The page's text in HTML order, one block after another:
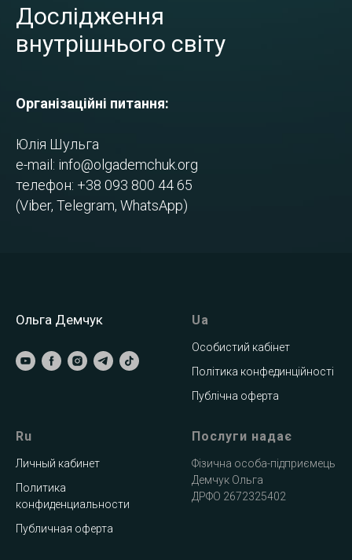
Дослідження
внутрішнього світу
Організаційні питання:
Юлія Шульга
e-mail: info@olgademchuk.org
телефон: +38 093 800 44 65
(Viber, Telegram, WhatsApp)
Ольга Демчук Ua
Особистий кабінет
Політика конфединційності
Публічна оферта
Ru
Личный кабинет
Политика
конфиденциальности
Публичная оферта
Послуги надає
Фізична особа-підприємець
Демчук Ольга
ДРФО 2672325402